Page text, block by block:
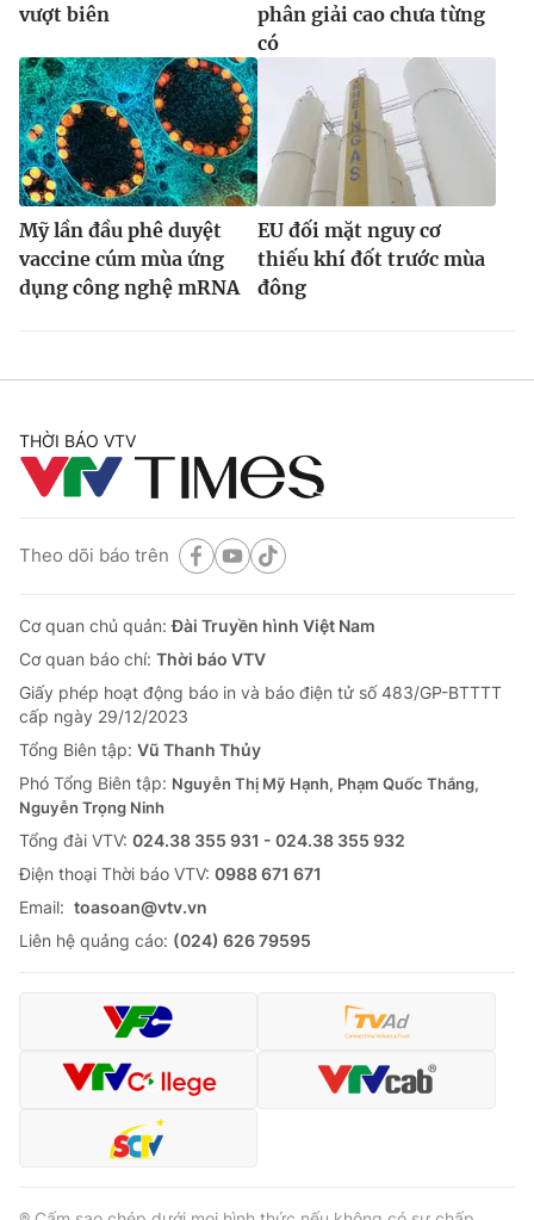
vượt biên
phân giải cao chưa từng
có
Mỹ lần đầu phê duyệt
vaccine cúm mùa ứng
dụng công nghệ mRNA
EU đối mặt nguy cơ
thiếu khí đốt trước mùa
đông
THỜI BÁO VTV
Theo dõi báo trên
Cơ quan chủ quản:Đài Truyền hình Việt Nam
Cơ quan báo chí: Thời báo VTV
Giấy phép hoạt động báo in và báo điện tử số 483/GP-BTTTT
cấp ngày 29/12/2023
Tổng Biên tập: Vũ Thanh Thủy
Phó Tổng Biên tập: Nguyễn Thị Mỹ Hạnh, Phạm Quốc Thắng,
Nguyễn Trọng Ninh
Tổng đài VTV: 024.38 355 931 - 024.38 355 932
Ðiện thoại Thời báo VTV: 0988 671 671
Email: toasoan@vtv.vn
Liên hệ quảng cáo: (024) 626 79595